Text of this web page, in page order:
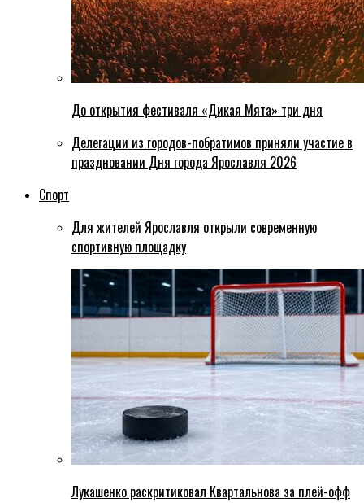
До открытия фестиваля «Дикая Мята» три дня
Делегации из городов-побратимов приняли участие в
праздновании Дня города Ярославля 2026
Спорт
Для жителей Ярославля открыли современную
спортивную площадку
Лукашенко раскритиковал Квартальнова за плей-офф